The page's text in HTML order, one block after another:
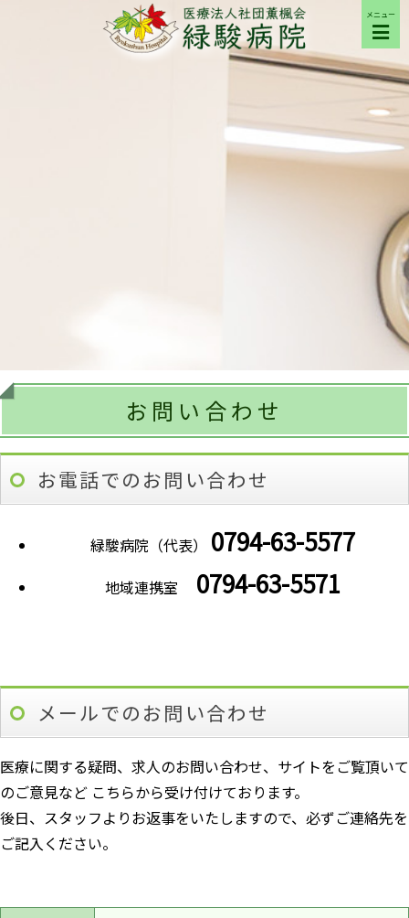
メニュー
ご来院の方へ
病院について
お問い合わせ
お電話でのお問い合わせ
緑駿病院（代表） 0794-63-5577
地域連携室 0794-63-5571
メールでのお問い合わせ
医療に関する疑問、求人のお問い合わせ、サイトをご覧頂いて
のご意見など こちらから受け付けております。
後日、スタッフよりお返事をいたしますので、必ずご連絡先を
ご記入ください。